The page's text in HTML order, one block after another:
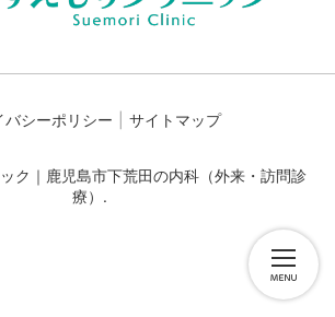
バシーポリシー サイトマップ
ク｜鹿児島市下荒田の内科（外来・訪問診
療）.